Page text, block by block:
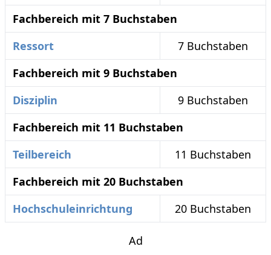
Fachbereich mit 7 Buchstaben
Ressort
7 Buchstaben
Fachbereich mit 9 Buchstaben
Disziplin
9 Buchstaben
Fachbereich mit 11 Buchstaben
Teilbereich
11 Buchstaben
Fachbereich mit 20 Buchstaben
Hochschuleinrichtung
20 Buchstaben
Ad